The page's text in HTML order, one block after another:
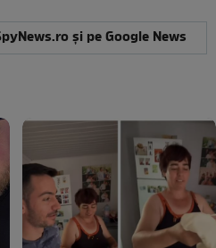
și pe Google News